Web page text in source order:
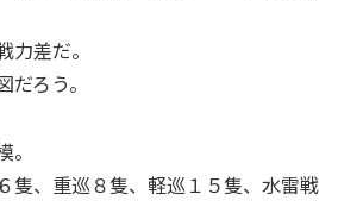
差だ。
ろう。
隻、重巡８隻、軽巡１５隻、水雷戦